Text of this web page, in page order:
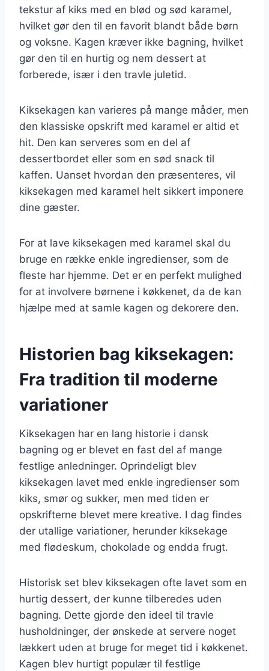
tekstur af kiks med en blød og sød karamel,
hvilket gør den til en favorit blandt både børn
og voksne. Kagen kræver ikke bagning, hvilket
gør den til en hurtig og nem dessert at
forberede, især i den travle juletid.
Kiksekagen kan varieres på mange måder, men
den klassiske opskrift med karamel er altid et
hit. Den kan serveres som en del af
dessertbordet eller som en sød snack til
kaffen. Uanset hvordan den præsenteres, vil
kiksekagen med karamel helt sikkert imponere
dine gæster.
For at lave kiksekagen med karamel skal du
bruge en række enkle ingredienser, som de
fleste har hjemme. Det er en perfekt mulighed
for at involvere børnene i køkkenet, da de kan
hjælpe med at samle kagen og dekorere den.
Historien bag kiksekagen:
Fra tradition til moderne
variationer
Kiksekagen har en lang historie i dansk
bagning og er blevet en fast del af mange
festlige anledninger. Oprindeligt blev
kiksekagen lavet med enkle ingredienser som
kiks, smør og sukker, men med tiden er
opskrifterne blevet mere kreative. I dag findes
der utallige variationer, herunder kiksekage
med flødeskum, chokolade og endda frugt.
Historisk set blev kiksekagen ofte lavet som en
hurtig dessert, der kunne tilberedes uden
bagning. Dette gjorde den ideel til travle
husholdninger, der ønskede at servere noget
lækkert uden at bruge for meget tid i køkkenet.
Kagen blev hurtigt populær til festlige